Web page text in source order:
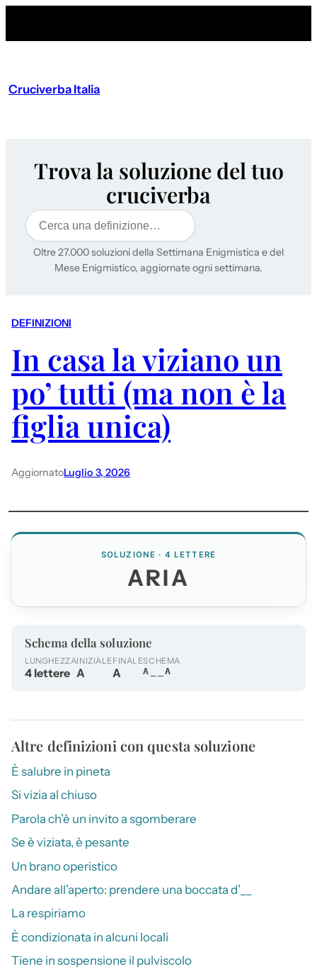
Cruciverba Italia
Trova la soluzione del tuo
cruciverba
Cerca
Oltre 27.000 soluzioni della Settimana Enigmistica e del
Mese Enigmistico, aggiornate ogni settimana.
DEFINIZIONI
In casa la viziano un
po’ tutti (ma non è la
figlia unica)
AggiornatoLuglio 3, 2026
SOLUZIONE · 4 LETTERE
ARIA
Schema della soluzione
LUNGHEZZA
4 lettere
INIZIALE
A
FINALE
A
SCHEMA
A__A
Altre definizioni con questa soluzione
È salubre in pineta
Si vizia al chiuso
Parola ch’è un invito a sgomberare
Se è viziata, è pesante
Un brano operistico
Andare all’aperto: prendere una boccata d’__
La respiriamo
È condizionata in alcuni locali
Tiene in sospensione il pulviscolo